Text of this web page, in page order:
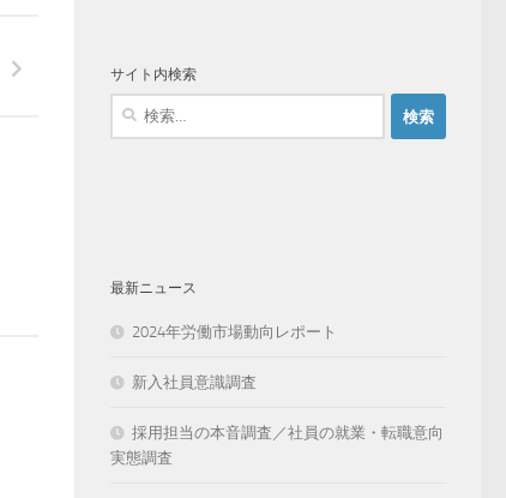
サイト内検索
検
最新ニュース
2024年労働市場動向レポート
新入社員意識調査
採用担当の本音調査／社員の就業・転職意向
実態調査